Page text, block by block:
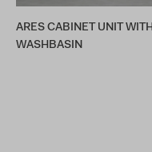
ARES CABINET UNIT WITH
WASHBASIN